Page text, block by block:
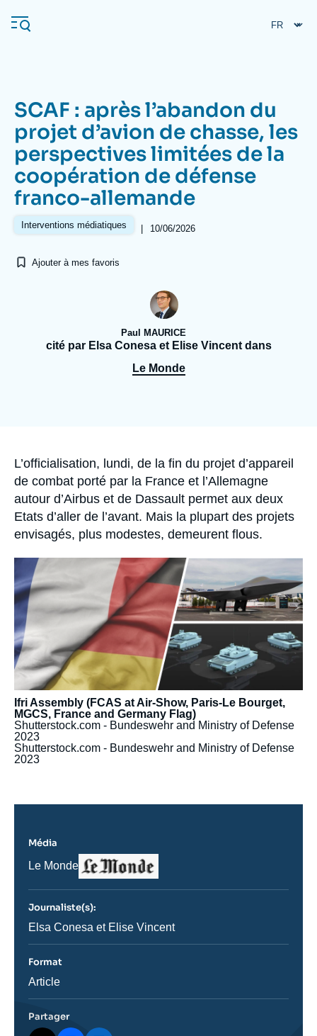
au
contenu
Navigation
principale
L'Ifri
Analyses
Se connecter
À propos de l'Ifri Recherches fréquentes
SCAF : après l’abandon du
projet d’avion de chasse, les
perspectives limitées de la
coopération de défense
franco-allemande
Interventions médiatiques | 10/06/2026
Ajouter à mes favoris
Paul MAURICE
cité par Elsa Conesa et Elise Vincent dans
Le Monde
Accroche
L’officialisation, lundi, de la fin du projet d’appareil
de combat porté par la France et l’Allemagne
autour d’Airbus et de Dassault permet aux deux
Etats d’aller de l’avant. Mais la plupart des projets
envisagés, plus modestes, demeurent flous.
Image
principale
médiatique
Ifri Assembly (FCAS at Air-Show, Paris-Le Bourget,
MGCS, France and Germany Flag)
Shutterstock.com - Bundeswehr and Ministry of Defense
2023
Shutterstock.com - Bundeswehr and Ministry of Defense
2023
Média
Nom
journal,
ou
émission
Le Monde
Logo
Journaliste(s):
Journaliste
Elsa Conesa et Elise Vincent
Format
Catégorie
Article
Partager